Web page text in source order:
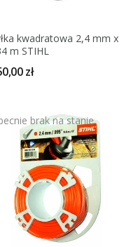
kwadratowa 2,4 mm x
m STIHL
zł
brak na stanie